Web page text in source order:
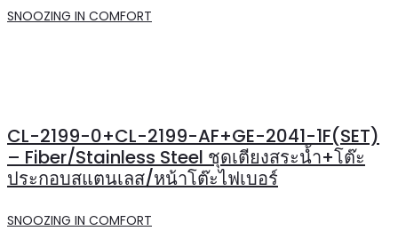
SNOOZING IN COMFORT
CL-2199-0+CL-2199-AF+GE-2041-1F(SET)
– Fiber/Stainless Steel ชุดเตียงสระน้ำ+โต๊ะ
ประกอบสแตนเลส/หน้าโต๊ะไฟเบอร์
SNOOZING IN COMFORT